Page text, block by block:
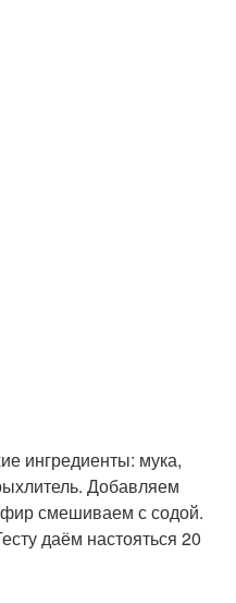
ингредиенты: мука,
Добавляем
смешиваем с содой.
даём настояться 20